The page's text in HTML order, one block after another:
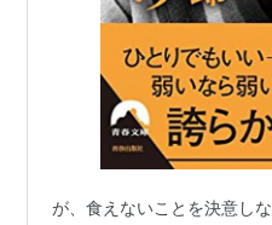
2002.7. -- (中公叢書)
芸術と青春 / 岡本太郎.
の森文庫)
週刊日本の美をめぐる.
2002.9. -- (小学館ウイ
2002.2
が、食えないことを決意し